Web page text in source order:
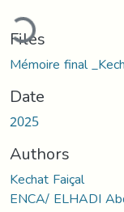
Files
Mémoire final
Date
2025
Authors
Kechat Faiçal
ENCA/ ELHADI